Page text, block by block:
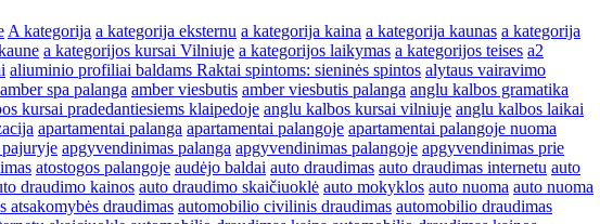
A kategorija a kategorija eksternu a kategorija kaina a kategorija kaunas a kategorija
a kategorijos kursai Vilniuje a kategorijos laikymas a kategorijos teises a2
aliuminio profiliai baldams Raktai spintoms: sieninės spintos alytaus vairavimo
amber spa palanga amber viesbutis amber viesbutis palanga anglu kalbos gramatika
kursai pradedantiesiems klaipedoje anglu kalbos kursai vilniuje anglu kalbos laikai
apartamentai palanga apartamentai palangoje apartamentai palangoje nuoma
apgyvendinimas palanga apgyvendinimas palangoje apgyvendinimas prie
atostogos palangoje audėjo baldai auto draudimas auto draudimas internetu auto
draudimo kainos auto draudimo skaičiuoklė auto mokyklos auto nuoma auto nuoma
draudimas automobilio civilinis draudimas automobilio draudimas